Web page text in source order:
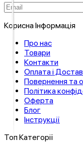
Корисна Інформація
Про нас
Товари
Контакти
Оплата і
Повернення та
Політика
Оферта
Блог
Інструкції
Топ Категорії